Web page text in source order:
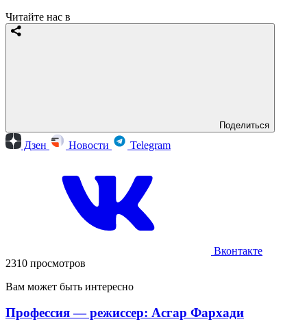
Читайте нас в
Поделиться
Дзен Новости Telegram
Вконтакте
2310 просмотров
Вам может быть интересно
Профессия — режиссер: Асгар Фархади